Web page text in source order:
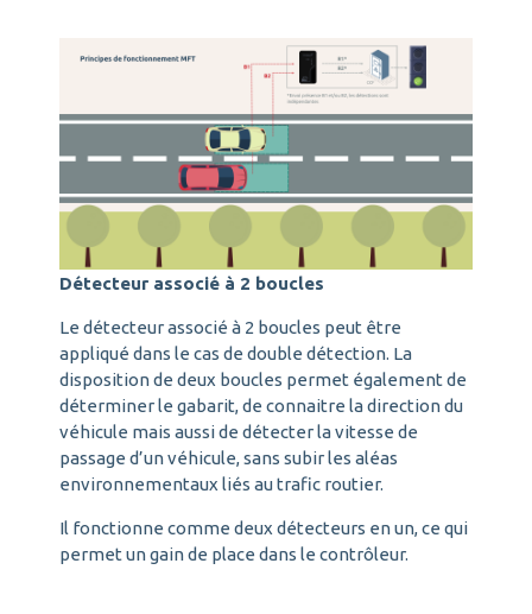
Détecteur associé à 2 boucles
Le détecteur associé à 2 boucles peut être
appliqué dans le cas de double détection. La
disposition de deux boucles permet également de
déterminer le gabarit, de connaitre la direction du
véhicule mais aussi de détecter la vitesse de
passage d’un véhicule, sans subir les aléas
environnementaux liés au trafic routier.
Il fonctionne comme deux détecteurs en un, ce qui
permet un gain de place dans le contrôleur.